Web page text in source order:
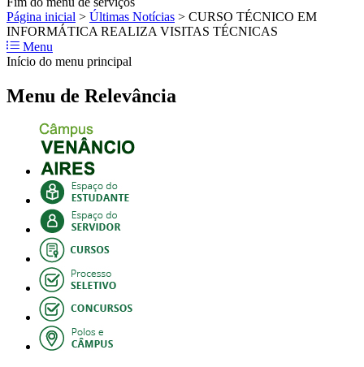
Página inicial > Últimas Notícias > CURSO TÉCNICO EM
INFORMÁTICA REALIZA VISITAS TÉCNICAS
Menu
Início do menu principal
Menu de Relevância